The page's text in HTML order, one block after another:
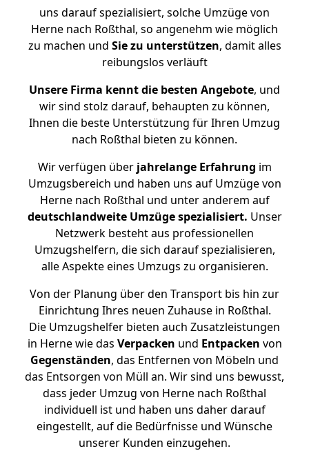
uns darauf spezialisiert, solche Umzüge von
Herne nach Roßthal, so angenehm wie möglich
zu machen und Sie zu unterstützen, damit alles
reibungslos verläuft
Unsere Firma kennt die besten Angebote, und
wir sind stolz darauf, behaupten zu können,
Ihnen die beste Unterstützung für Ihren Umzug
nach Roßthal bieten zu können.
Wir verfügen überjahrelange Erfahrung im
Umzugsbereich und haben uns auf Umzüge von
Herne nach Roßthal und unter anderem auf
deutschlandweite Umzüge spezialisiert. Unser
Netzwerk besteht aus professionellen
Umzugshelfern, die sich darauf spezialisieren,
alle Aspekte eines Umzugs zu organisieren.
Von der Planung über den Transport bis hin zur
Einrichtung Ihres neuen Zuhause in Roßthal.
Die Umzugshelfer bieten auch Zusatzleistungen
in Herne wie das Verpacken und Entpacken von
Gegenständen, das Entfernen von Möbeln und
das Entsorgen von Müll an. Wir sind uns bewusst,
dass jeder Umzug von Herne nach Roßthal
individuell ist und haben uns daher darauf
eingestellt, auf die Bedürfnisse und Wünsche
unserer Kunden einzugehen.